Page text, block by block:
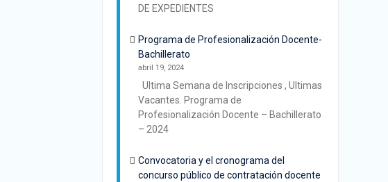
DE EXPEDIENTES
Programa de Profesionalización Docente-
Bachillerato
abril 19, 2024
Ultima Semana de Inscripciones , Ultimas
Vacantes. Programa de
Profesionalización Docente – Bachillerato
– 2024
Convocatoria y el cronograma del
concurso público de contratación docente